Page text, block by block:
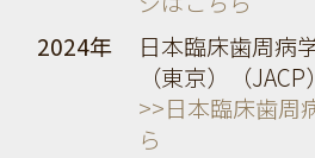
2024年
日本臨床歯周病
（東京）（
>>日本臨床歯周
ら